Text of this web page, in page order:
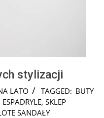
stylizacji
LATO TAGGED: BUTY
ESPADRYLE, SKLEP
SANDAŁY